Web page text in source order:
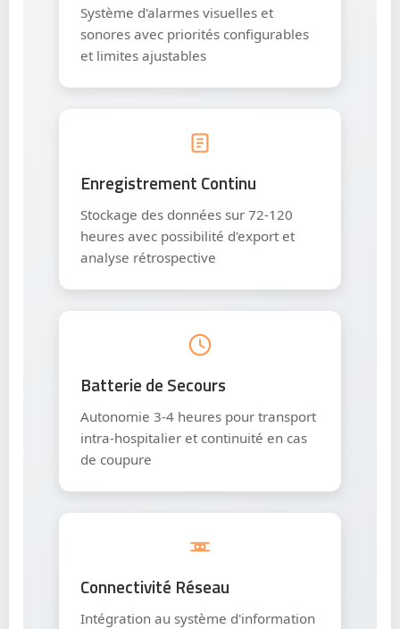
Système d'alarmes visuelles et
sonores avec priorités configurables
et limites ajustables
Enregistrement Continu
Stockage des données sur 72-120
heures avec possibilité d'export et
analyse rétrospective
Batterie de Secours
Autonomie 3-4 heures pour transport
intra-hospitalier et continuité en cas
de coupure
Connectivité Réseau
Intégration au système d'information